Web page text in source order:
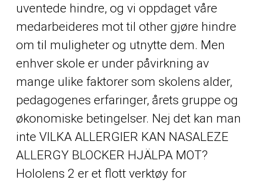
uventede hindre, og vi oppdaget våre
medarbeideres mot til othergjøre hindre
om til muligheter og utnytte dem. Men
enhver skole er under påvirkning av
mange ulike faktorer som skolens alder,
pedagogenes erfaringer, årets gruppe og
økonomiske betingelser. Nej det kan man
inte VILKA ALLERGIER KAN NASALEZE
ALLERGY BLOCKER HJÄLPA MOT?
Hololens 2 er et flott verktøy for